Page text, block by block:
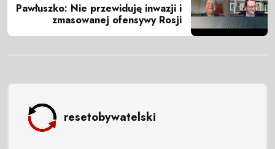
Pawłuszko: Nie przewiduję inwazji i
zmasowanej ofensywy Rosji
resetobywatelski